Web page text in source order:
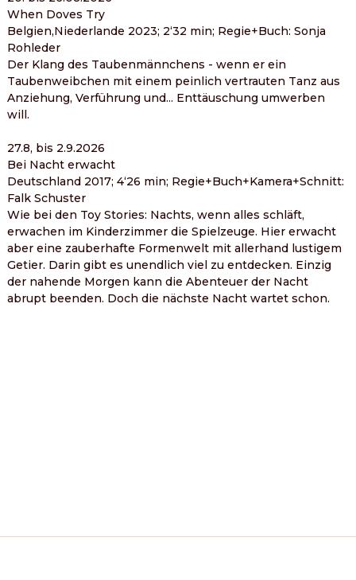
When Doves Try
Belgien,Niederlande 2023; 2‘32 min; Regie+Buch: Sonja
Rohleder
Der Klang des Taubenmännchens - wenn er ein
Taubenweibchen mit einem peinlich vertrauten Tanz aus
Anziehung, Verführung und... Enttäuschung umwerben
will.
27.8, bis 2.9.2026
Bei Nacht erwacht
Deutschland 2017; 4‘26 min; Regie+Buch+Kamera+Schnitt:
Falk Schuster
Wie bei den Toy Stories: Nachts, wenn alles schläft,
erwachen im Kinderzimmer die Spielzeuge. Hier erwacht
aber eine zauberhafte Formenwelt mit allerhand lustigem
Getier. Darin gibt es unendlich viel zu entdecken. Einzig
der nahende Morgen kann die Abenteuer der Nacht
abrupt beenden. Doch die nächste Nacht wartet schon.